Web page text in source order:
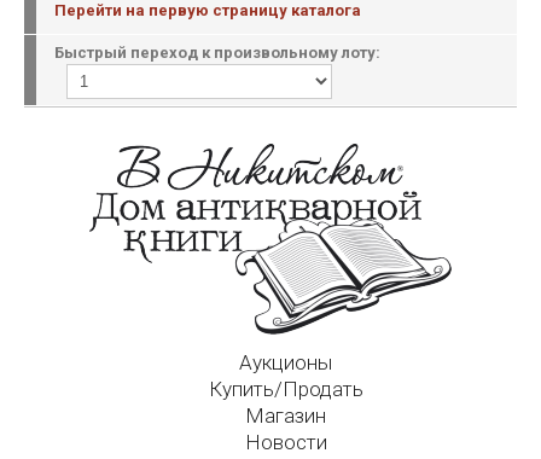
Перейти на первую страницу каталога
Быстрый переход к произвольному лоту:
Аукционы
Купить/Продать
Магазин
Новости